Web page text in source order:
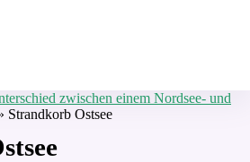
zwischen einem Nordsee- und
Strandkorb Ostsee